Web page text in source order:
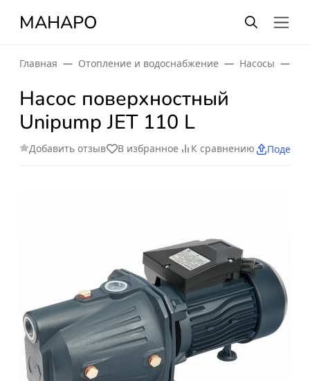
МАНАРО
Главная Отопление и водоснабжение Насосы
Насос поверхностный
Unipump JET 110 L
Добавить отзыв В избранное К сравнению